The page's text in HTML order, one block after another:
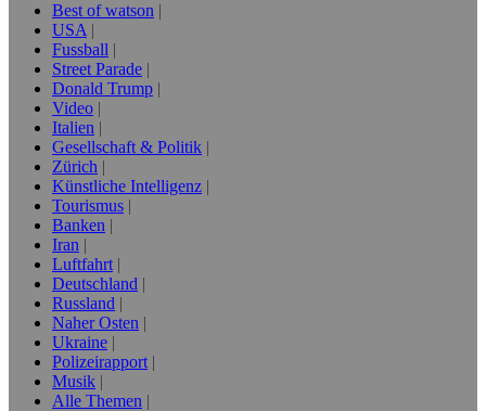
Best of watson
USA
Fussball
Street Parade
Donald Trump
Video
Italien
Gesellschaft & Politik
Zürich
Künstliche Intelligenz
Tourismus
Banken
Iran
Luftfahrt
Deutschland
Russland
Naher Osten
Ukraine
Polizeirapport
Musik
Alle Themen